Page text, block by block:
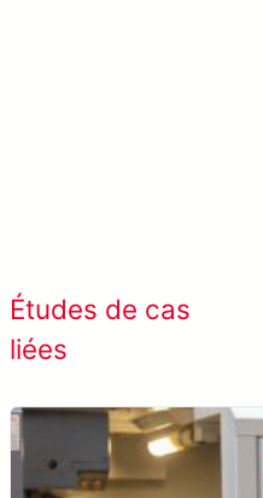
Études de cas
liées